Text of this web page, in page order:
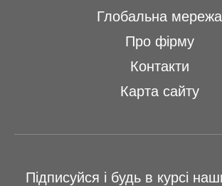
Глобальна мережа
Про фірму
Контакти
Карта сайту
Підписуйся і будь в курсі